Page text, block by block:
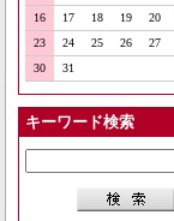
16
17 18 19 20
23
24 25 26 27
30
31
キーワード検索